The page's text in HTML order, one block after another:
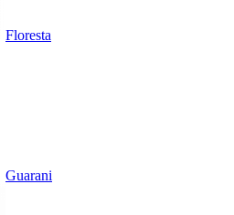
Floresta
Guarani